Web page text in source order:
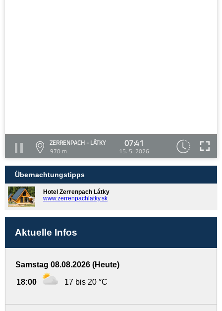
ZERRENPACH - LÁTKY
970 m
07:41
15. 5. 2026
Übernachtungstipps
Hotel Zerrenpach Látky
www.zerrenpachlatky.sk
Aktuelle Infos
Samstag 08.08.2026 (Heute)
18:00 17 bis 20 °C